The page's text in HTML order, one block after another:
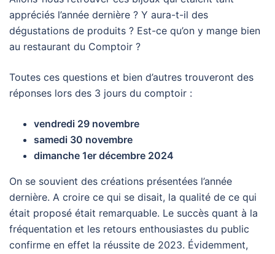
appréciés l’année dernière ? Y aura-t-il des
dégustations de produits ? Est-ce qu’on y mange bien
au restaurant du Comptoir ?
Toutes ces questions et bien d’autres trouveront des
réponses lors des 3 jours du comptoir :
vendredi 29 novembre
samedi 30 novembre
dimanche 1er décembre 2024
On se souvient des créations présentées l’année
dernière. A croire ce qui se disait, la qualité de ce qui
était proposé était remarquable. Le succès quant à la
fréquentation et les retours enthousiastes du public
confirme en effet la réussite de 2023. Évidemment,